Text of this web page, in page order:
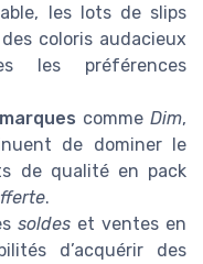
les lots de slips
coloris audacieux
les préférences
marques comme Dim,
de dominer le
de qualité en pack
.
soldes et ventes en
d’acquérir des